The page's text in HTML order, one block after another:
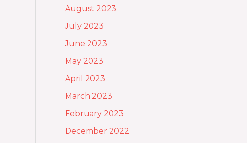
August 2023
July 2023
June 2023
May 2023
April 2023
March 2023
February 2023
December 2022